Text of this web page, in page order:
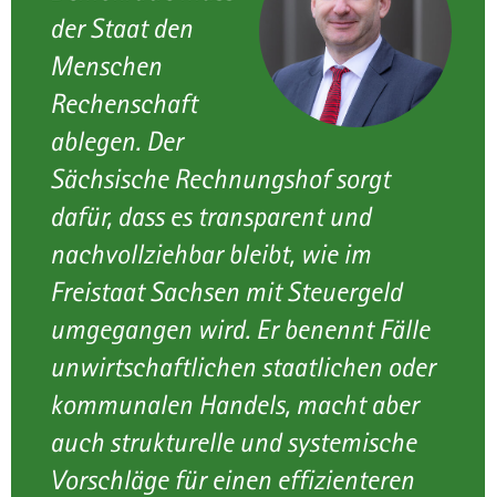
der Staat den
Menschen
Rechenschaft
ablegen. Der
Sächsische Rechnungshof sorgt
dafür, dass es transparent und
nachvollziehbar bleibt, wie im
Freistaat Sachsen mit Steuergeld
umgegangen wird. Er benennt Fälle
unwirtschaftlichen staatlichen oder
kommunalen Handels, macht aber
auch strukturelle und systemische
Vorschläge für einen effizienteren